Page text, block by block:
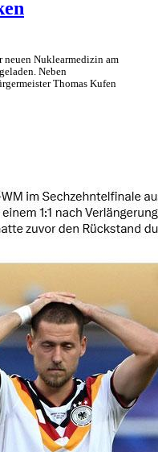
neuen Nuklearmedizin am
Neben
Thomas Kufen